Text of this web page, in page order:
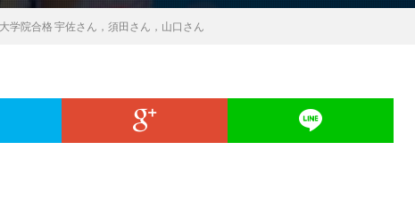
大学院合格 宇佐さん，須田さん，山口さん